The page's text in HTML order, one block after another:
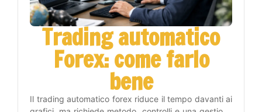
Trading automatico
Forex: come farlo
bene
Il trading automatico forex riduce il tempo davanti ai